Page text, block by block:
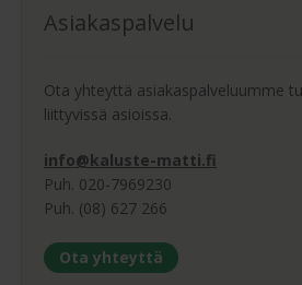
Asiakaspalvelu
Ota yhteyttä asiakaspalveluumme
liittyvissä asioissa.
info@kaluste-matti.fi
Puh. 020-7969230
Puh. (08) 627 266
Ota yhteyttä